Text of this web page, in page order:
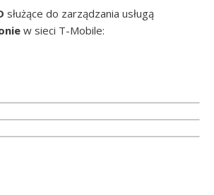
służące do zarządzania usługą
w sieci T-Mobile: